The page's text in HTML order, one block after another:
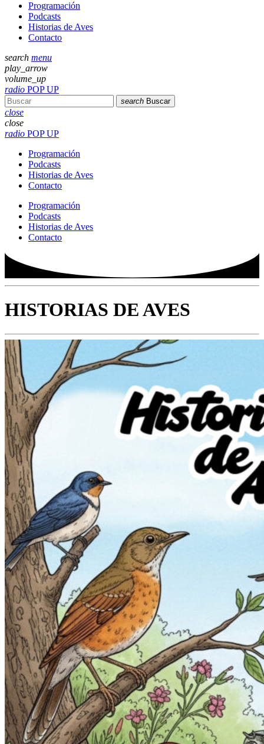
Programación
Podcasts
Historias de Aves
Contacto
search menu
play_arrow
volume_up
radio POP UP
search Buscar
close
close
radio POP UP
Programación
Podcasts
Historias de Aves
Contacto
Programación
Podcasts
Historias de Aves
Contacto
HISTORIAS DE AVES